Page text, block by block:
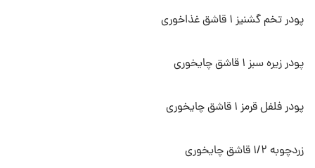
پودر تخم گشنیز ۱ قاشق غذاخوری
پودر زیره سبز ۱ قاشق چایخوری
پودر فلفل قرمز ۱ قاشق چایخوری
زردچوبه ۱/۲ قاشق چایخوری